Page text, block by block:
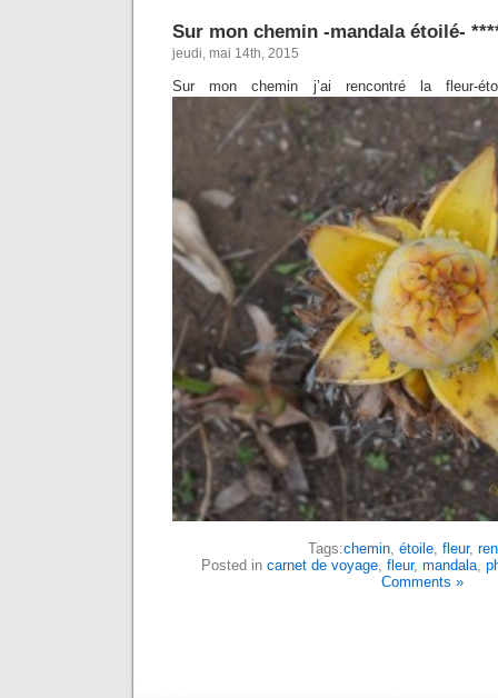
Sur mon chemin -mandala étoilé-
jeudi, mai 14th, 2015
Sur mon chemin j’ai rencontré la fleur-
Tags:chemin, étoile, fleur,
Posted in carnet de voyage, fleur, mandala,
Comments »